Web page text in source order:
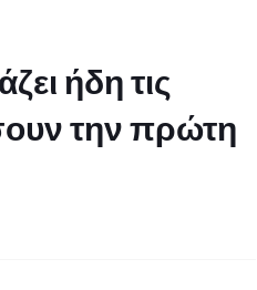
ήδη τις
την πρώτη